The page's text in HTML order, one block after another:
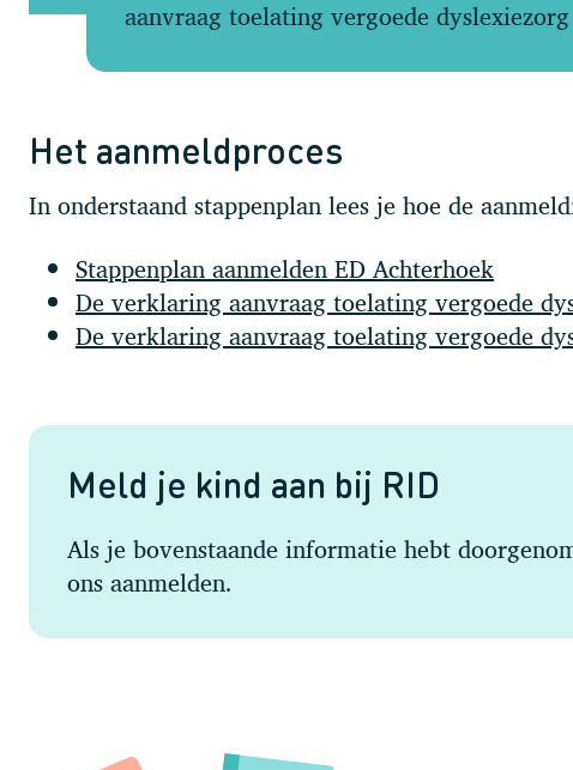
aanvraag toelating vergoede
Het aanmeldproces
In onderstaand stappenplan lees je hoe de
Stappenplan aanmelden ED Achterhoek
De verklaring aanvraag toelating vergoede
De verklaring aanvraag toelating vergoede
Meld je kind aan bij RID
Als je bovenstaande informatie hebt
ons aanmelden.